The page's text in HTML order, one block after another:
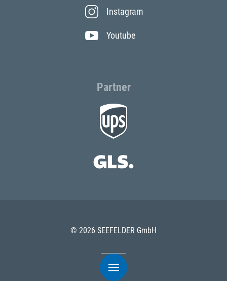
Instagram
Youtube
Partner
© 2026 SEEFELDER GmbH
AGB